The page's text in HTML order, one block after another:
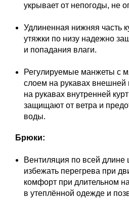
укрывает от непогоды, не
Удлиненная нижняя часть
утяжки по низу надежно
и попадания влаги.
Регулируемые манжеты с
слоем на рукавах внешней
на рукавах внутренней
защищают от ветра и
воды.
Брюки:
Вентиляция по всей длине
избежать перегрева при
комфорт при длительном
в утеплённой одежде и